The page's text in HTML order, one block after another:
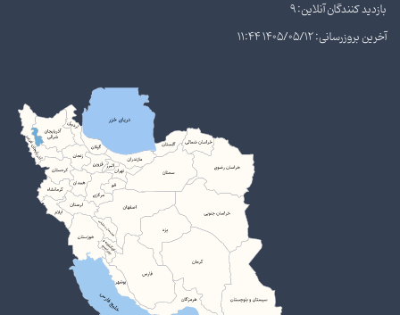
بازدید کنندگان آنلاین: 9
آخرین بروزرسانی: 1405/05/12 11:44